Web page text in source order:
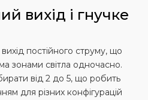
вихід і гнучке
постійного струму, що
зонами світла одночасно.
від 2 до 5, що робить
для різних конфігурацій